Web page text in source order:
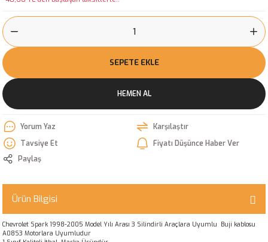
SEPETE EKLE
HEMEN AL
Yorum Yaz
Karşılaştır
Tavsiye Et
Fiyatı Düşünce Haber Ver
Paylaş
Ürün Bilgisi
Chevrolet Spark 1998-2005 Model Yılı Arası 3 Silindirli Araçlara Uyumlu Buji kablosu
A08S3 Motorlara Uyumludur